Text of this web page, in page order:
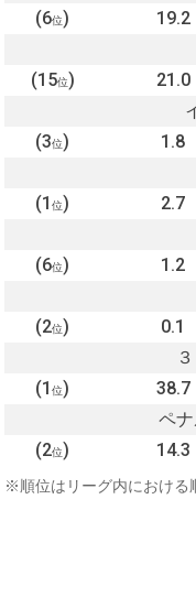
(6位) 19.2
(15位) 21.0
(3位) 1.8
(1位) 2.7
(6位) 1.2
(2位) 0.1
(1位) 38.7
ペ
(2位) 14.3
※順位はリーグ内における